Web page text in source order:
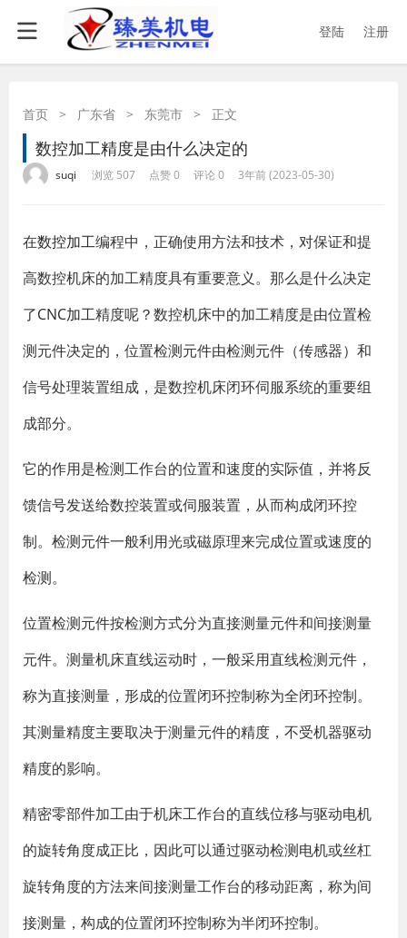
登陆 注册
首页 > 广东省 > 东莞市 > 正文
数控加工精度是由什么决定的
suqi 浏览 507 点赞 0 评论 0 3年前 (2023-05-30)
在数控加工编程中，正确使用方法和技术，对保证和提
高数控机床的加工精度具有重要意义。那么是什么决定
了CNC加工精度呢？数控机床中的加工精度是由位置检
测元件决定的，位置检测元件由检测元件（传感器）和
信号处理装置组成，是数控机床闭环伺服系统的重要组
成部分。
它的作用是检测工作台的位置和速度的实际值，并将反
馈信号发送给数控装置或伺服装置，从而构成闭环控
制。检测元件一般利用光或磁原理来完成位置或速度的
检测。
位置检测元件按检测方式分为直接测量元件和间接测量
元件。测量机床直线运动时，一般采用直线检测元件，
称为直接测量，形成的位置闭环控制称为全闭环控制。
其测量精度主要取决于测量元件的精度，不受机器驱动
精度的影响。
精密零部件加工由于机床工作台的直线位移与驱动电机
的旋转角度成正比，因此可以通过驱动检测电机或丝杠
旋转角度的方法来间接测量工作台的移动距离，称为间
接测量，构成的位置闭环控制称为半闭环控制。